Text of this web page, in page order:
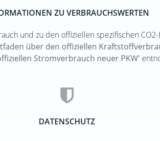
ZU VERBRAUCHSWERTEN
und zu den offiziellen spezifischen
über den offiziellen
Stromverbrauch neuer PKW'
DATENSCHUTZ